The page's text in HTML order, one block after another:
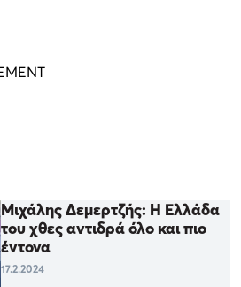
Μιχάλης Δεμερτζής: Η Ελλάδα
του χθες αντιδρά όλο και πιο
έντονα
17.2.2024